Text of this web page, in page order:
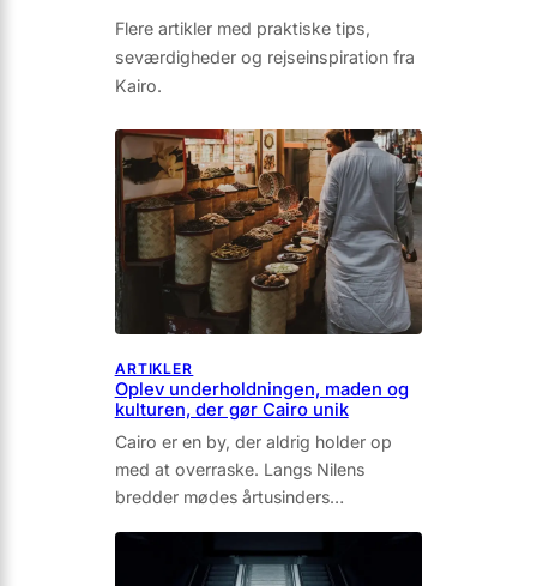
Flere artikler med praktiske tips,
seværdigheder og rejseinspiration fra
Kairo.
ARTIKLER
Oplev underholdningen, maden og
kulturen, der gør Cairo unik
Cairo er en by, der aldrig holder op
med at overraske. Langs Nilens
bredder mødes årtusinders…